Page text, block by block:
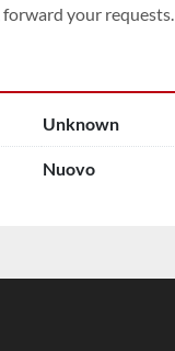
your requests.
Unknown
Nuovo